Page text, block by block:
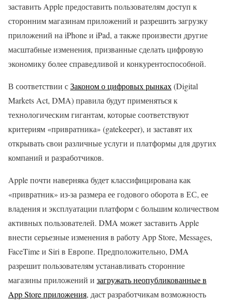
заставить Apple предоставить пользователям доступ к
сторонним магазинам приложений и разрешить загрузку
приложений на iPhone и iPad, а также произвести другие
масштабные изменения, призванные сделать цифровую
экономику более справедливой и конкурентоспособной.
В соответствии сЗаконом о цифровых рынках(Digital
Markets Act, DMA) правила будут применяться к
технологическим гигантам, которые соответствуют
критериям «привратника» (gatekeeper), и заставят их
открывать свои различные услуги и платформы для других
компаний и разработчиков.
Apple почти наверняка будет классифицирована как
«привратник» из-за размера ее годового оборота в ЕС, ее
владения и эксплуатации платформ с большим количеством
активных пользователей. DMA может заставить Apple
внести серьезные изменения в работу App Store, Messages,
FaceTime и Siri в Европе. Предположительно, DMA
разрешит пользователям устанавливать сторонние
магазины приложений и загружать неопубликованные в
App Store приложения, даст разработчикам возможность